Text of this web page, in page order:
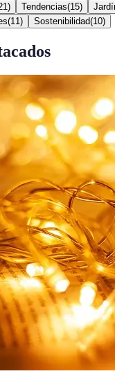
) Tendencias(15)
(11 ) Sostenibilidad(10)